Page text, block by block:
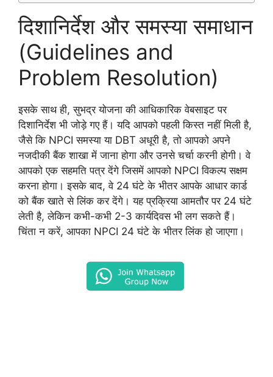
दिशानिर्देश और समस्या समाधान
(Guidelines and
Problem Resolution)
इसके साथ ही, सुभद्र योजना की आधिकारिक वेबसाइट पर
दिशानिर्देश भी जोड़े गए हैं। यदि आपको पहली किस्त नहीं मिली है,
जैसे कि NPCI समस्या या DBT अधूरी है, तो आपको अपने
नजदीकी बैंक शाखा में जाना होगा और उनसे चर्चा करनी होगी। वे
आपको एक सहमति पत्र देंगे जिसमें आपको NPCI विकल्प सक्षम
करना होगा। इसके बाद, वे 24 घंटे के भीतर आपके आधार कार्ड
को बैंक खाते से लिंक कर देंगे। यह प्रक्रिया आमतौर पर 24 घंटे
लेती है, लेकिन कभी-कभी 2-3 कार्यदिवस भी लग सकते हैं।
चिंता न करें, आपका NPCI 24 घंटे के भीतर लिंक हो जाएगा।